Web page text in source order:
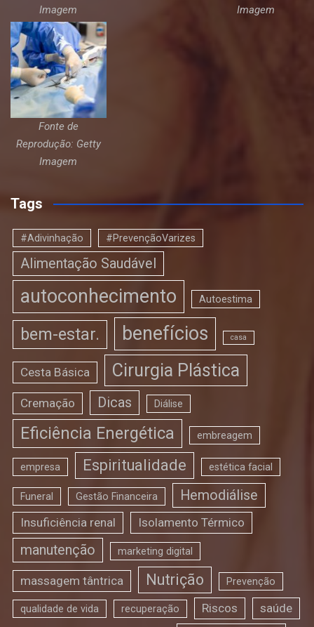
Imagem
Imagem
Fonte de
Reprodução: Getty
Imagem
Tags
#Adivinhação #PrevençãoVarizes
Alimentação Saudável
autoconhecimento Autoestima
bem-estar. benefícios casa
Cesta Básica Cirurgia Plástica
Cremação Dicas Diálise
Eficiência Energética embreagem
empresa Espiritualidade estética facial
Funeral Gestão Financeira Hemodiálise
Insuficiência renal Isolamento Térmico
manutenção marketing digital
massagem tântrica Nutrição Prevenção
qualidade de vida recuperação Riscos saúde